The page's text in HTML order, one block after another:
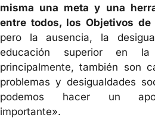
misma una meta y una
entre todos, los Objetivos de
pero la ausencia, la
educación superior en la
principalmente, también son
problemas y desigualdades
podemos hacer un
importante».